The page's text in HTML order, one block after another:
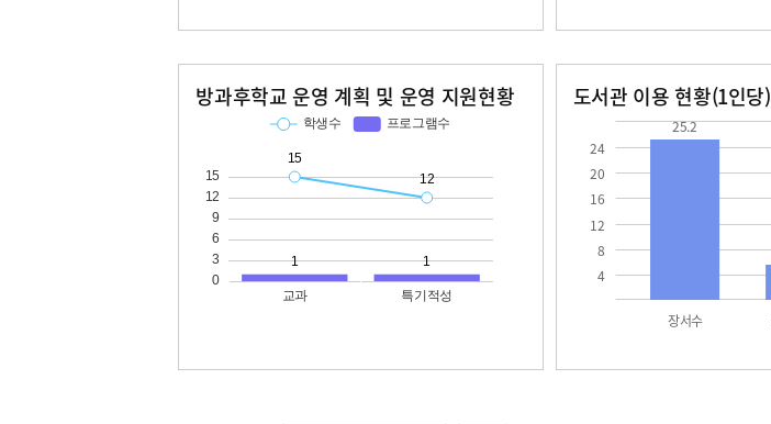
방과후학교 운영 계획 및 운영 지원현황 도서관 이용 현황(1인당)
4
8
12
16
20
24
장서수
25.2